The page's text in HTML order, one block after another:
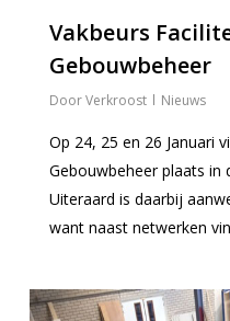
Vakbeurs
Gebouwbeheer
Verkroost Nieuws
Op 24, 25 en 26 Januari
Gebouwbeheer plaats in
Uiteraard is daarbij
want naast netwerken
0